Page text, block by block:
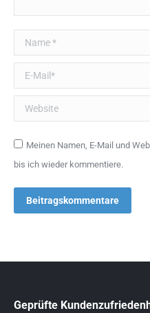
Name *
E-Mail *
Website
Meinen Namen, E-Mail und
bis ich wieder kommentiere.
Beitragskommentare
Geprüfte